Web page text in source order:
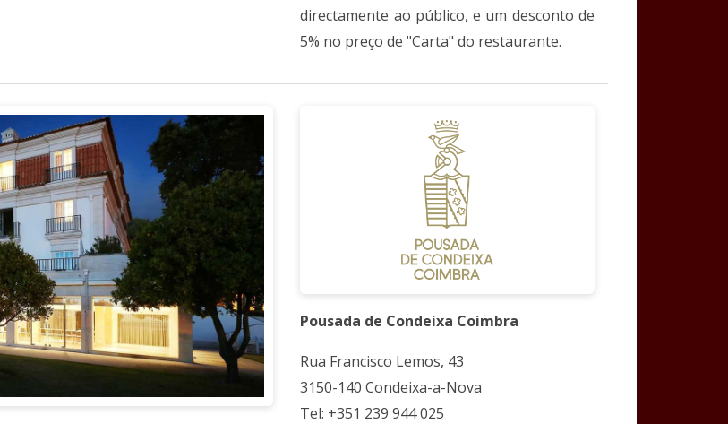
directamente ao público, e um desconto de
5% no preço de "Carta" do restaurante.
Pousada de Condeixa Coimbra
Rua Francisco Lemos, 43
3150-140 Condeixa-a-Nova
Tel: +351 239 944 025